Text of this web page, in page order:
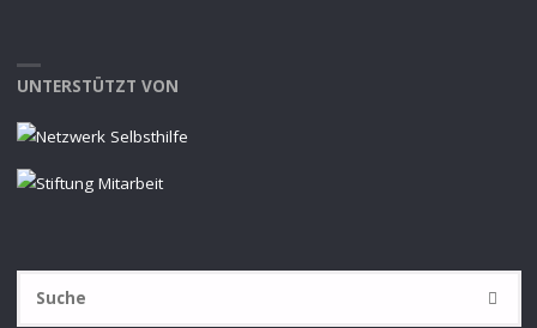
UNTERSTÜTZT VON
SUCHE